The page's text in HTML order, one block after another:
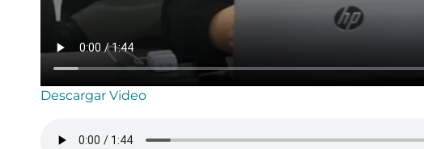
Descargar Video